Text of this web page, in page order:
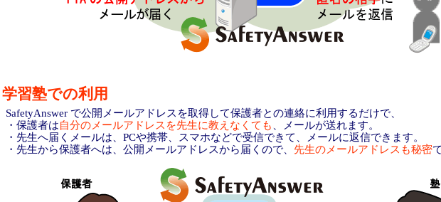
学習塾での利用
SafetyAnswer で公開メールアドレスを取得して保護者との連絡に利用するだけで、
・保護者は自分のメールアドレスを先生に教えなくても
、メールが送れます。
・先生へ届くメールは、PCや携帯、スマホなどで受信できて、メールに返信できます。
・先生から保護者へは、公開メールアドレスから届くので、 先生のメールアドレスも秘密